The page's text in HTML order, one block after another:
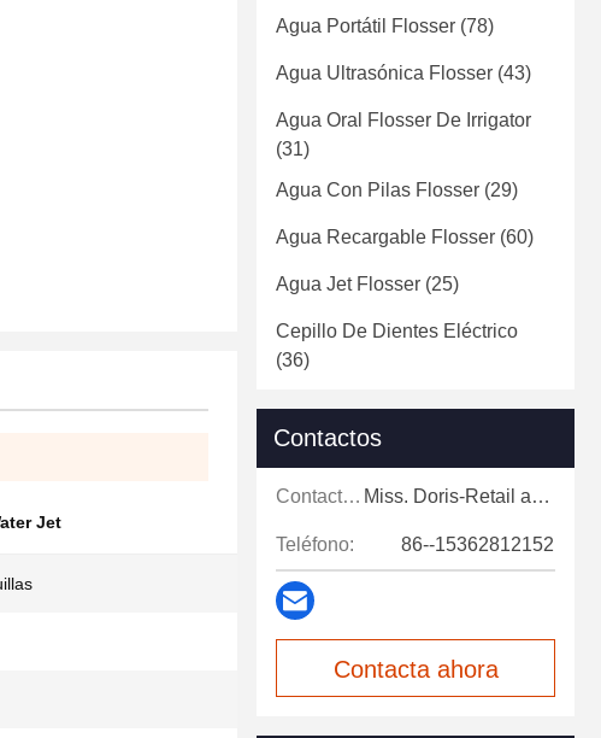
Jet
Agua Portátil Flosser (78)
Agua Ultrasónica Flosser (43)
Agua Oral Flosser De Irrigator
(31)
Agua Con Pilas Flosser (29)
Agua Recargable Flosser (60)
Agua Jet Flosser (25)
Cepillo De Dientes Eléctrico
(36)
Contactos
Contactos: Miss. Doris-Retail and after-sales support
Teléfono: 86--15362812152
Contacta ahora